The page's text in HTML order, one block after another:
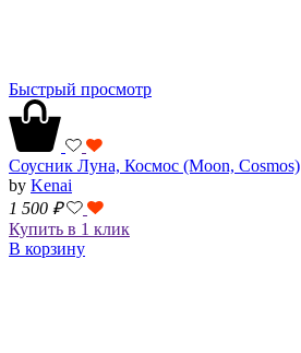
Быстрый просмотр
Соусник Луна, Космос (Moon, Cosmos)
by Kenai
1 500 ₽
Купить в 1 клик
В корзину